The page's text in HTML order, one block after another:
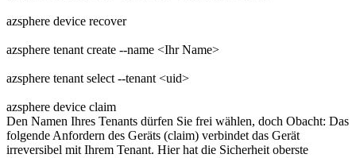
azsphere device recover
azsphere tenant create --name <Ihr Name>
azsphere tenant select --tenant <uid>
azsphere device claim
Den Namen Ihres Tenants dürfen Sie frei wählen, doch Obacht: Das
folgende Anfordern des Geräts (claim) verbindet das Gerät
irreversibel mit Ihrem Tenant. Hier hat die Sicherheit oberste